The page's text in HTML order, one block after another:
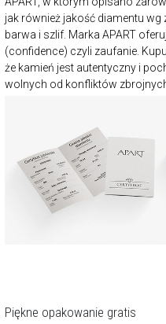
jak również jakość diamentu wg
barwa i szlif. Marka APART
(confidence) czyli zaufanie.
że kamień jest autentyczny i
wolnych od konfliktów
Piękne opakowanie gratis